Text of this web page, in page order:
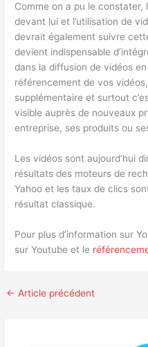
Comme on a pu le
devant lui et l’utilisation de
devrait également suivre
devient indispensable
dans la diffusion de vidéos
référencement de vos
supplémentaire et surtout
visible auprès de nouveaux
entreprise, ses produits ou
Les vidéos sont aujourd’hui
résultats des moteurs de
Yahoo et les taux de clics
résultat classique.
Pour plus d’information sur
sur Youtube et le
← Article précédent